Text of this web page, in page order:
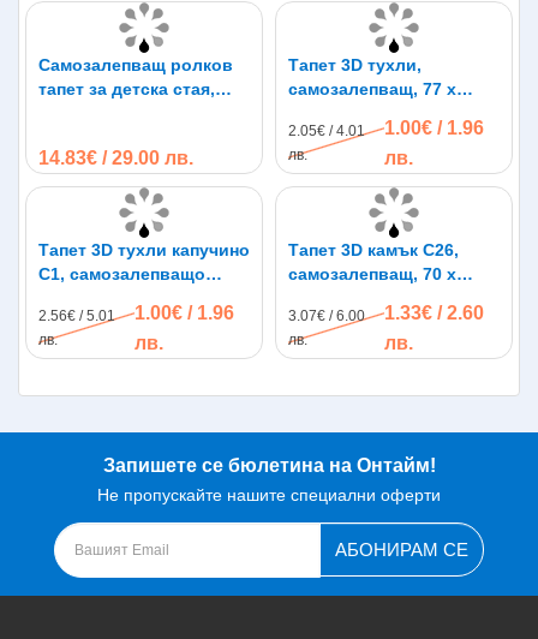
Самозалепващ ролков
тапет за детска стая,
14.83€ / 29.00 лв.
Тапет 3D тухли,
самозалепващ, 77 х
2.05€ / 4.01
лв.
1.00€ / 1.96
лв.
Тапет 3D тухли капучино
C1, самозалепващo
2.56€ / 5.01
лв.
1.00€ / 1.96
лв.
Тапет 3D камък C26,
самозалепващ, 70 х
3.07€ / 6.00
лв.
1.33€ / 2.60
лв.
Запишете се бюлетина на Онтайм!
Не пропускайте нашите специални оферти
АБОНИРАМ СЕ